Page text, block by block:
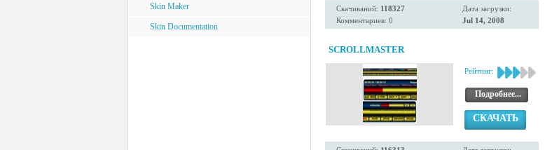
Skin Maker
Skin Documentation
Скачиваний: 118327
Комментариев: 0
Дата загрузки:
Jul 14, 2008
SCROLLMASTER
Рейтинг:
Подробнее...
СКАЧАТЬ